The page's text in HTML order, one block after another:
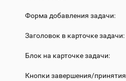
Форма добавления задачи:
Заголовок в карточке задачи:
Блок на карточке задачи:
Кнопки завершения/принятия